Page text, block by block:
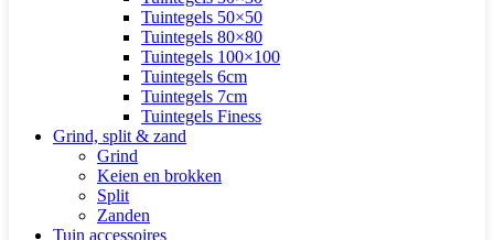
Tuintegels 50×50
Tuintegels 80×80
Tuintegels 100×100
Tuintegels 6cm
Tuintegels 7cm
Tuintegels Finess
Grind, split & zand
Grind
Keien en brokken
Split
Zanden
Tuin accessoires